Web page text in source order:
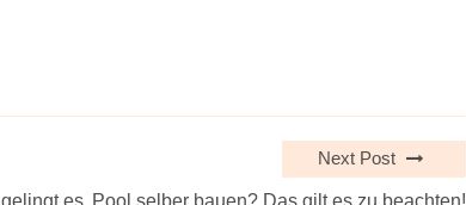
es
Next Post
Pool selber bauen? Das gilt es zu beachten!